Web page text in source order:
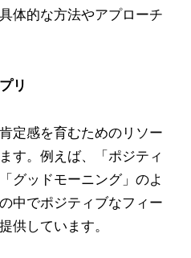
体的な方法やアプローチ
リ
定感を育むためのリソー
す。例えば、「ポジティ
グッドモーニング」のよ
中でポジティブなフィー
供しています。